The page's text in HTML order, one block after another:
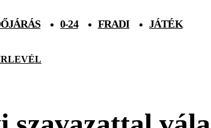
0-24 FRADI JÁTÉK